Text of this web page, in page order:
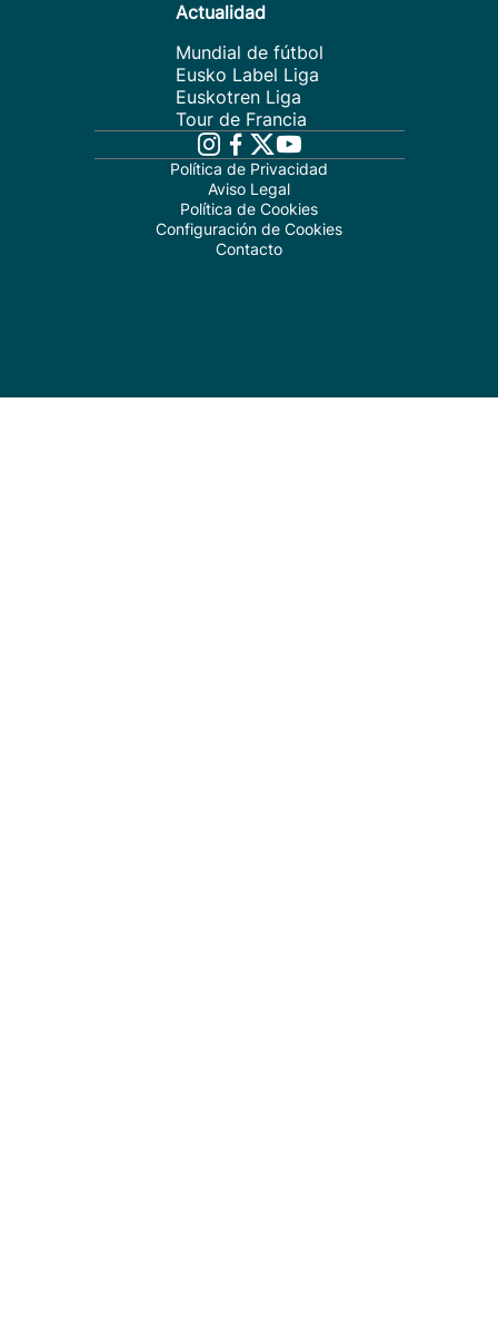
Actualidad
Mundial de fútbol
Eusko Label Liga
Euskotren Liga
Tour de Francia
Política de Privacidad
Aviso Legal
Política de Cookies
Configuración de Cookies
Contacto